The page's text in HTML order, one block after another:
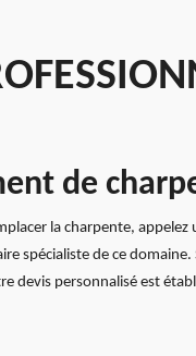
de
la charpente,
spécialiste de ce domaine.
devis personnalisé est